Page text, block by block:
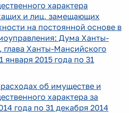
характера
и лиц, замещающих
на постоянной основе в
Дума Ханты-
Ханты-Мансийского
января 2015 года по 31
об имуществе и
характера за
года по 31 декабря 2014